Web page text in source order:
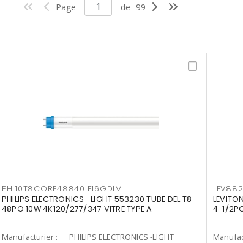
Page de 99
PHI10T8CORE48840IF16GDIM
PHILIPS ELECTRONICS -LIGHT 553230 TUBE DEL T8
48PO 10W 4K120/277/347 VITRE TYPE A
Manufacturier :
PHILIPS ELECTRONICS -LIGHT
4-1/